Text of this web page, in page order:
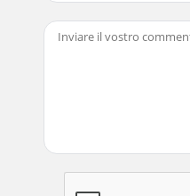
Lue käyttöohje huolellisesti